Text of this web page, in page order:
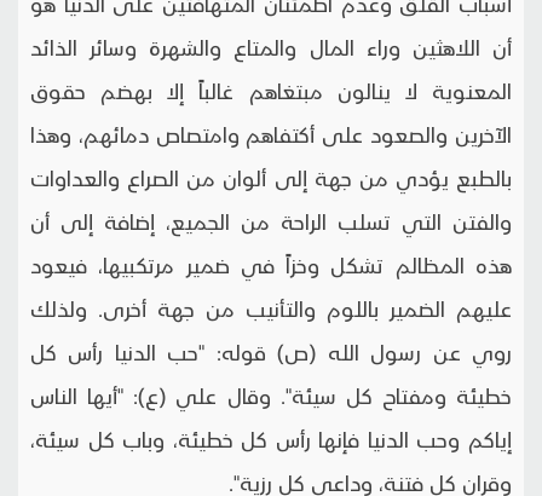
أن اللاهثين وراء المال والمتاع والشهرة وسائر الذائد
المعنوية لا ينالون مبتغاهم غالباً إلا بهضم حقوق
الآخرين والصعود على أكتفاهم وامتصاص دمائهم، وهذا
بالطبع يؤدي من جهة إلى ألوان من الصراع والعداوات
والفتن التي تسلب الراحة من الجميع، إضافة إلى أن
هذه المظالم تشكل وخزاً في ضمير مرتكبيها، فيعود
عليهم الضمير باللوم والتأنيب من جهة أخرى. ولذلك
روي عن رسول الله (ص) قوله: "حب الدنيا رأس كل
خطيئة ومفتاح كل سيئة". وقال علي (ع): "أيها الناس
إياكم وحب الدنيا فإنها رأس كل خطيئة، وباب كل سيئة،
وقران كل فتنة، وداعي كل رزية".